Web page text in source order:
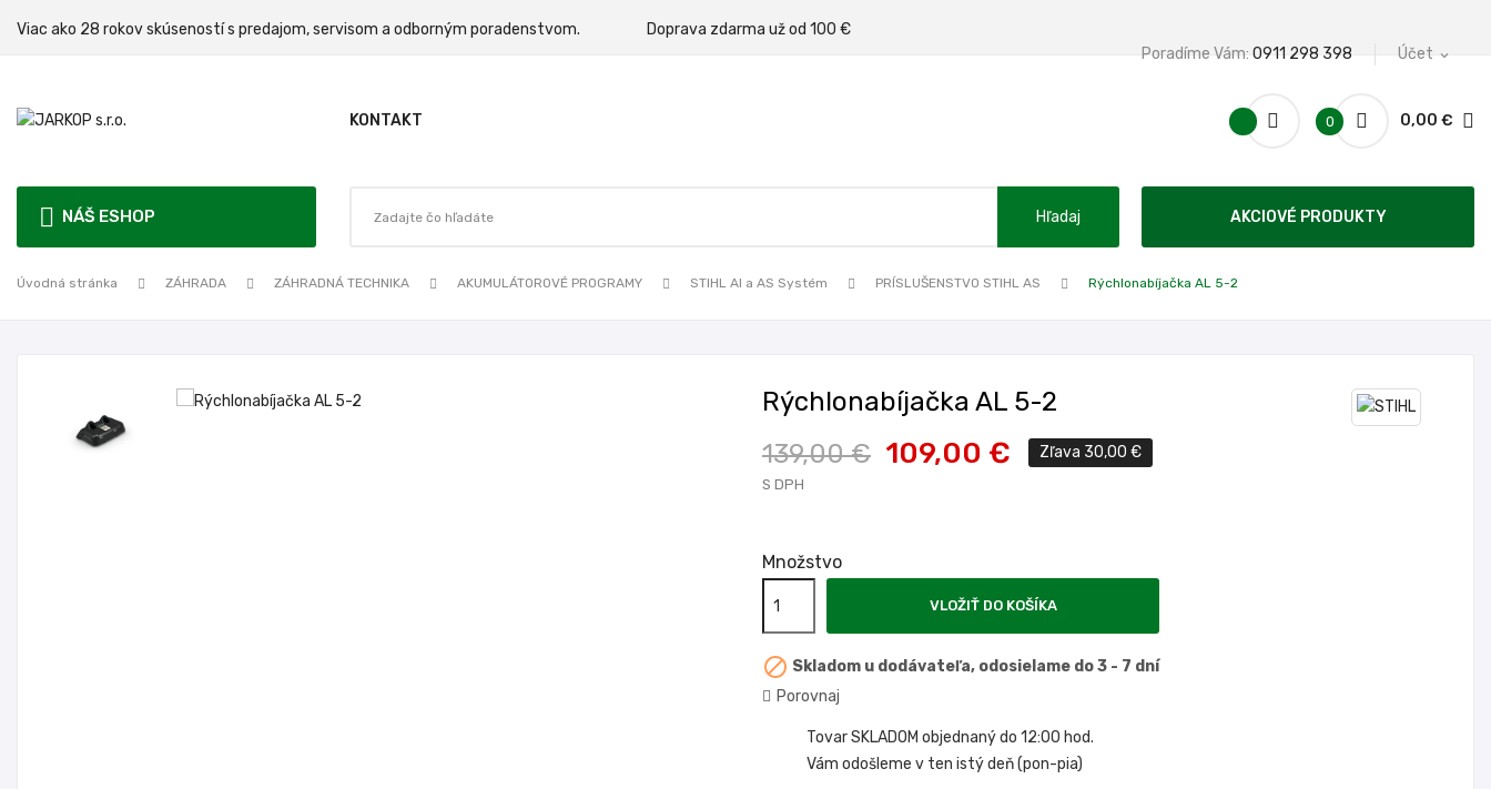
Viac ako 28 rokov skúseností s predajom, servisom a odborným poradenstvom.
Doprava zdarma už od 100 €
Účet expand_more
Poradíme Vám: 0911 298 398
KONTAKT 0 0,00 €
NÁŠ ESHOP Hľadaj AKCIOVÉ PRODUKTY
Úvodná stránka ZÁHRADA ZÁHRADNÁ TECHNIKA AKUMULÁTOROVÉ PROGRAMY STIHL AI a AS Systém PRÍSLUŠENSTVO STIHL AS Rýchlonabíjačka AL 5-2
Rýchlonabíjačka AL 5-2
139,00 € 109,00 € Zľava 30,00 €
S DPH
Množstvo
VLOŽIŤ DO KOŠÍKA
 Skladom u dodávateľa, odosielame do 3 - 7 dní
Porovnaj
Tovar SKLADOM objednaný do 12:00 hod.
Vám odošleme v ten istý deň (pon-pia)